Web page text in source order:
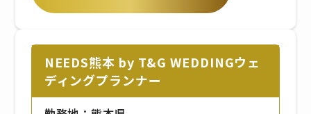
NEEDS熊本 by T&G WEDDINGウェ
ディングプランナー